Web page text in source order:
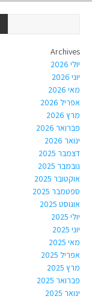
Archives
יולי 2026
יוני 2026
מאי 2026
אפריל 2026
מרץ 2026
פברואר 2026
ינואר 2026
דצמבר 2025
נובמבר 2025
אוקטובר 2025
ספטמבר 2025
אוגוסט 2025
יולי 2025
יוני 2025
מאי 2025
אפריל 2025
מרץ 2025
פברואר 2025
ינואר 2025